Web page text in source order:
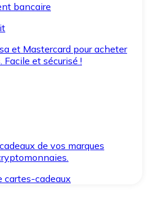
bancaire
et Mastercard pour acheter
et sécurisé !
de vos marques
cartes-cadeaux